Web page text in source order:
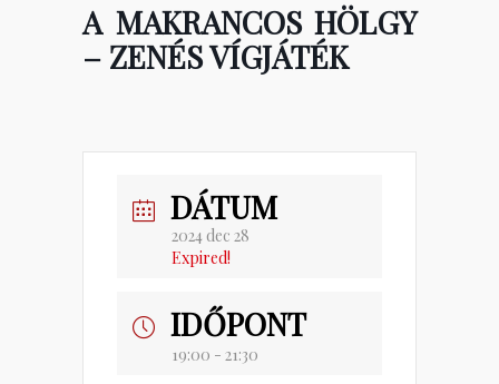
A MAKRANCOS HÖLGY
– ZENÉS VÍGJÁTÉK
DÁTUM
2024 dec 28
Expired!
IDŐPONT
19:00 - 21:30